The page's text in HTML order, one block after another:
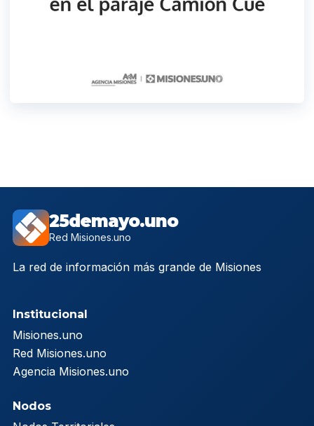
25demayo.uno
Red Misiones.uno
La red de información más grande de Misiones
Institucional
Misiones.uno
Red Misiones.uno
Agencia Misiones.uno
Nodos